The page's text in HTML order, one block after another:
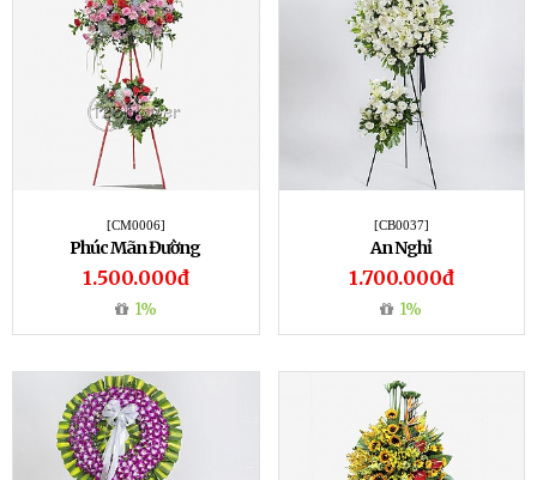
[CM0006]
Phúc Mãn Đường
1.500.000đ
1%
[CB0037]
An Nghỉ
1.700.000đ
1%